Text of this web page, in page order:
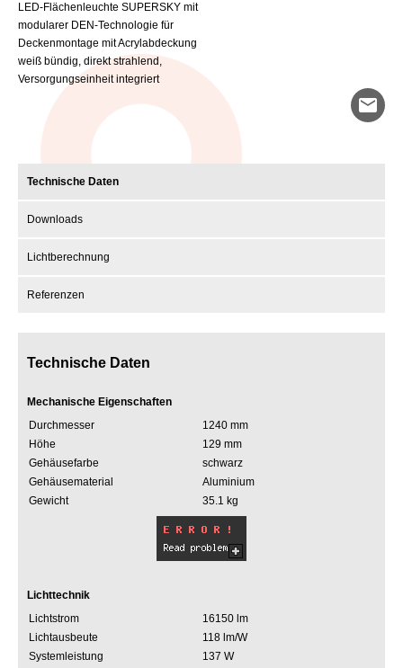
LED-Flächenleuchte SUPERSKY mit
modularer DEN-Technologie für
Deckenmontage mit Acrylabdeckung
weiß bündig, direkt strahlend,
Versorgungseinheit integriert
mail
Technische Daten
Downloads
Lichtberechnung
Referenzen
Technische Daten
Mechanische Eigenschaften
Durchmesser
1240 mm
Höhe
129 mm
Gehäusefarbe
schwarz
Gehäusematerial
Aluminium
Gewicht
35.1 kg
Lichttechnik
Lichtstrom
16150 lm
Lichtausbeute
118 lm/W
Systemleistung
137 W